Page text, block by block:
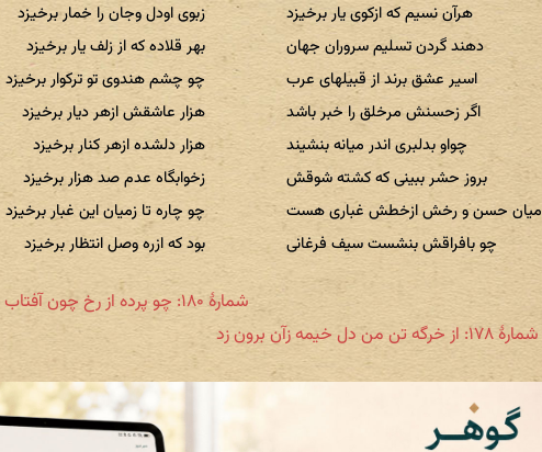
هرآن نسیم که ازکوی یار برخیزد
زبوی اودل وجان را خمار برخیزد
دهند گردن تسلیم سروران جهان
بهر قلاده که از زلف یار برخیزد
اسیر عشق برند از قبیلهای عرب
چو چشم هندوی تو ترکوار برخیزد
اگر زحسنش مرخلق را خبر باشد
هزار عاشقش ازهر دیار برخیزد
چواو بدلبری اندر میانه بنشیند
هزار دلشده ازهر کنار برخیزد
بروز حشر ببینی که کشته شوقش
زخوابگاه عدم صد هزار برخیزد
میان حسن و رخش ازخطش غباری هست
چو چاره تا زمیان این غبار برخیزد
چو بافراقش بنشست سیف فرغانی
بود که ازره وصل انتظار برخیزد
شمارهٔ ۱۸۰: چو پرده از رخ چون آفتاب برداری
شمارهٔ ۱۷۸: از خرگه تن من دل خیمه زآن برون زد